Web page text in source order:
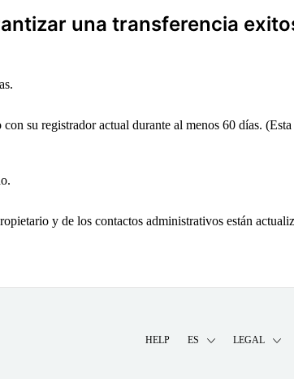
una transferencia
su registrador actual durante al menos 60 días.
y de los contactos administrativos están
HELP ES LEGAL